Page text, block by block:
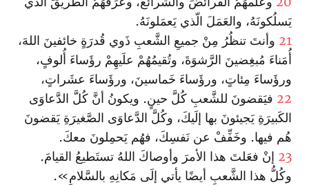
يَسلُكونَهُ، والعَمَلَ الّذي يَعمَلونَهُ.
21 وأنتَ تنظُرُ مِنْ جميعِ الشَّعبِ ذَوي قُدرَةٍ خائفينَ اللهَ،
أُمَناءَ مُبغِضينَ الرَّشوَةَ، وتُقيمُهُمْ علَيهِمْ رؤَساءَ أُلوفٍ،
ورؤَساءَ مِئاتٍ، ورؤَساءَ خَماسينَ، ورؤَساءَ عشَراتٍ،
22 فيَقضونَ للشَّعبِ كُلَّ حينٍ. ويكونُ أنَّ كُلَّ الدَّعاوَى
الكَبيرَةِ يَجيئونَ بها إلَيكَ، وكُلَّ الدَّعاوَى الصَّغيرَةِ يَقضونَ
هُم فيها. وخَفِّفْ عن نَفسِكَ، فهُم يَحمِلونَ معكَ.
23 إنْ فعَلتَ هذا الأمرَ وأوصاكَ اللهُ تستَطيعُ القيامَ.
وكُلُّ هذا الشَّعبِ أيضًا يأتي إلَى مَكانِهِ بالسَّلامِ».